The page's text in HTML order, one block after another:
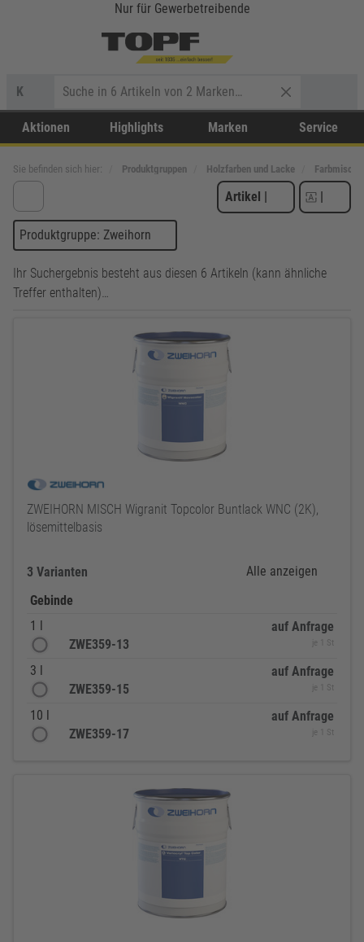
Nur für Gewerbetreibende
K
Aktionen Highlights Marken Service
Sie befinden sich hier: Produktgruppen Holzfarben und Lacke
Artikel | |
Produktgruppe: Zweihorn
Ihr Suchergebnis besteht aus diesen 6 Artikeln (kann ähnliche
Treffer enthalten)…
ZWEIHORN MISCH Wigranit Topcolor Buntlack WNC (2K),
lösemittelbasis
3 Varianten
Alle anzeigen
Gebinde
1 l
ZWE359-13
auf Anfrage
je 1 St
3 l
ZWE359-15
auf Anfrage
je 1 St
10 l
ZWE359-17
auf Anfrage
je 1 St